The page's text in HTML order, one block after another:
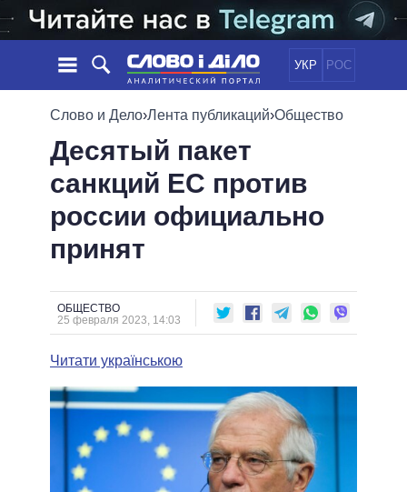
УКР РОС
НОВОСТИ
ЛЕНТА
СОБЫТИЯ
СТАТЬИ
ОБЗОРЫ
ДАЙДЖЕСТЫ
ПОЛИТИКА
ЭКОНОМИКА
ОБЩЕСТВО
МИР
ОБЕЩАНИЯ
ПОЛИТИКИ
ПРЕЗИДЕНТ И ОФИС
ВЕРХОВНАЯ РАДА
КАБИНЕТ МИНИСТРОВ
МЭРЫ
ВСЕ ПЕРСОНЫ
ИНФОГРАФИКА
ПОДДЕРЖАТЬ
СРАВНЕНИЕ ПОЛИТИКОВ
Слово и Дело›Лента публикаций›Общество
Десятый пакет
санкций ЕС против
россии официально
принят
ОБЩЕСТВО
25 февраля 2023, 14:03
Читати українською